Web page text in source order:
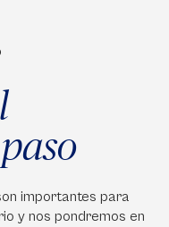
importantes para
y nos pondremos en